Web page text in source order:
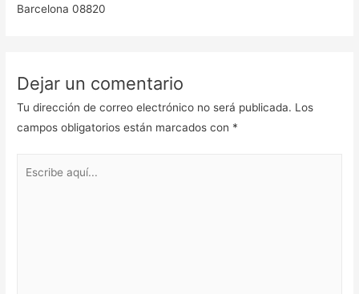
Barcelona 08820
Dejar un comentario
Tu dirección de correo electrónico no será publicada. Los
campos obligatorios están marcados con *